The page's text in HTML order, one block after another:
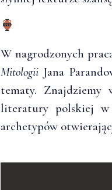
W nagrodzonych
Mitologii Jana
tematy. Znajdziemy
literatury polskiej w
archetypów